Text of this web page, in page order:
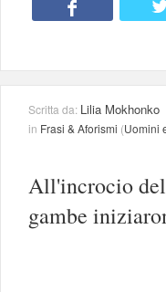
Scritta da: Lilia Mokhonko
in Frasi & Aforismi (Uomini
All'incrocio
gambe